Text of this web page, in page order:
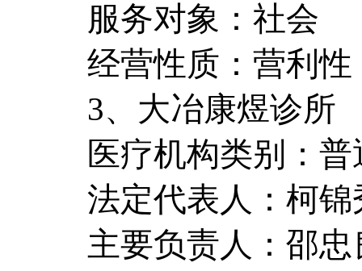
服务对象：社会
经营性质：营利性
3、大冶康煜诊所
医疗机构类别：
法定代表人：柯锦
主要负责人：邵忠